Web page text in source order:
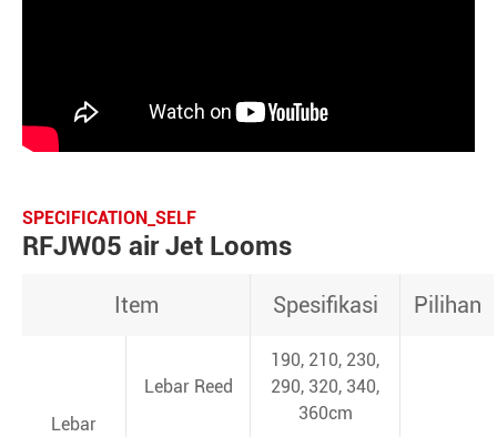
SPECIFICATION_SELF
RFJW05 air Jet Looms
Item Spesifikasi Pilihan
Lebar
Lebar Reed
190, 210, 230,
290, 320, 340,
360cm